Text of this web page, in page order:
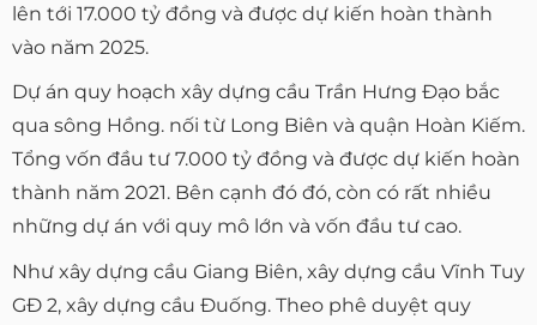
lên tới 17.000 tỷ đồng và được dự kiến hoàn thành
vào năm 2025.
Dự án quy hoạch xây dựng cầu Trần Hưng Đạo bắc
qua sông Hồng. nối từ Long Biên và quận Hoàn Kiếm.
Tổng vốn đầu tư 7.000 tỷ đồng và được dự kiến hoàn
thành năm 2021. Bên cạnh đó đó, còn có rất nhiều
những dự án với quy mô lớn và vốn đầu tư cao.
Như xây dựng cầu Giang Biên, xây dựng cầu Vĩnh Tuy
GĐ 2, xây dựng cầu Đuống. Theo phê duyệt quy